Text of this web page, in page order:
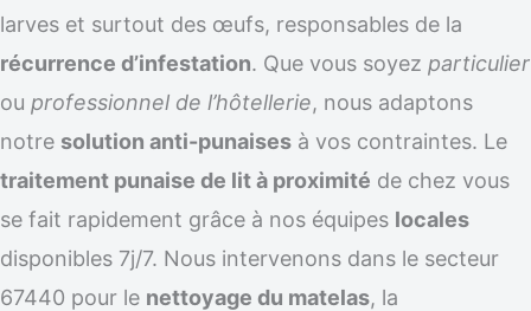
larves et surtout des œufs, responsables de la
récurrence d’infestation. Que vous soyez particulier
ou professionnel de l’hôtellerie, nous adaptons
notre solution anti-punaises à vos contraintes. Le
traitement punaise de lit à proximité de chez vous
se fait rapidement grâce à nos équipes locales
disponibles 7j/7. Nous intervenons dans le secteur
67440 pour le nettoyage du matelas, la